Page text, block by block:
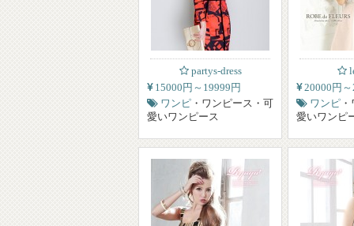
partys-dress
15000円～19999円
ワンピ ・ワンピース・可
愛いワンピース
20000円～
ワンピ
愛いワンピ